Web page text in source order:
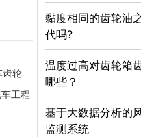
齿轮
工程
黏度相同的齿轮油
代吗?
温度过高对齿轮箱
哪些？
基于大数据分析的
监测系统